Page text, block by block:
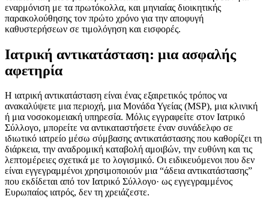
εναρμόνιση με τα πρωτόκολλα, και μηνιαίας διοικητικής
παρακολούθησης τον πρώτο χρόνο για την αποφυγή
καθυστερήσεων σε τιμολόγηση και εισφορές.
Ιατρική αντικατάσταση: μια ασφαλής
αφετηρία
Η ιατρική αντικατάσταση είναι ένας εξαιρετικός τρόπος να
ανακαλύψετε μια περιοχή, μια Μονάδα Υγείας (MSP), μια κλινική
ή μια νοσοκομειακή υπηρεσία. Μόλις εγγραφείτε στον Ιατρικό
Σύλλογο, μπορείτε να αντικαταστήσετε έναν συνάδελφο σε
ιδιωτικό ιατρείο μέσω σύμβασης αντικατάστασης που καθορίζει τη
διάρκεια, την αναδρομική καταβολή αμοιβών, την ευθύνη και τις
λεπτομέρειες σχετικά με το λογισμικό. Οι ειδικευόμενοι που δεν
είναι εγγεγραμμένοι χρησιμοποιούν μια “άδεια αντικατάστασης”
που εκδίδεται από τον Ιατρικό Σύλλογο· ως εγγεγραμμένος
Ευρωπαίος ιατρός, δεν τη χρειάζεστε.